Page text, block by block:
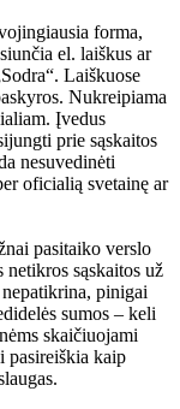
forma,
el. laiškus ar
Laiškuose
Nukreipiama
Įvedus
prie sąskaitos
nesuvedinėti
oficialią svetainę ar
pasitaiko verslo
sąskaitos už
nepatikrina, pinigai
sumos – keli
skaičiuojami
pasireiškia kaip